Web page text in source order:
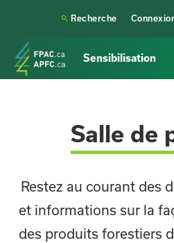
 Recherche
Sensibilisation
Salle de
Restez au courant des
et informations sur la
des produits forestiers